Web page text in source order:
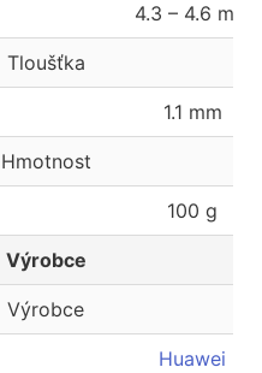
4.3 – 4.6 mm
Tloušťka
1.1 mm
Hmotnost
100 g
Výrobce
Výrobce
Huawei